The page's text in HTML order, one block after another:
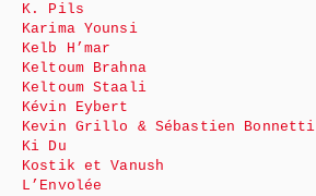
K. Pils
Karima Younsi
Kelb H’mar
Keltoum Brahna
Keltoum Staali
Kévin Eybert
Kevin Grillo & Sébastien Bonnetti
Ki Du
Kostik et Vanush
L’Envolée